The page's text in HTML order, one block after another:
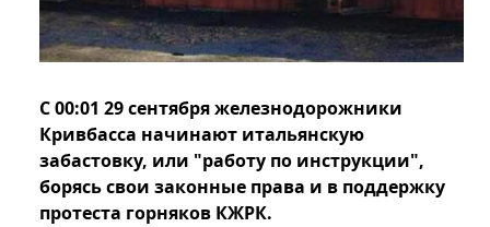
С 00:01 29 сентября железнодорожники
Кривбасса начинают итальянскую
забастовку, или "работу по инструкции",
борясь свои законные права и в поддержку
протеста горняков КЖРК.